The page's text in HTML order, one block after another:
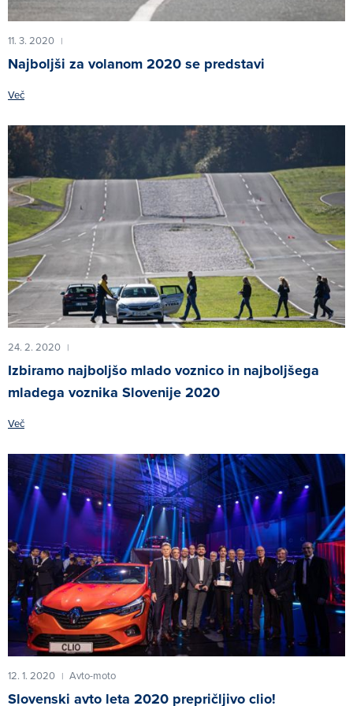
11. 3. 2020 |
Najboljši za volanom 2020 se predstavi
Več
24. 2. 2020 |
Izbiramo najboljšo mlado voznico in najboljšega
mladega voznika Slovenije 2020
Več
12. 1. 2020 | Avto-moto
Slovenski avto leta 2020 prepričljivo clio!